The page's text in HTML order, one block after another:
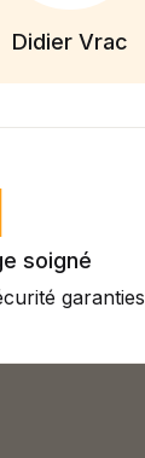
Didier Vrac
soigné
garanties